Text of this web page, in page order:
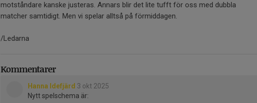
motståndare kanske justeras. Annars blir det lite tufft för oss med dubbla
matcher samtidigt. Men vi spelar alltså på förmiddagen.
/Ledarna
Kommentarer
Hanna Idefjärd 3 okt 2025
Nytt spelschema är: